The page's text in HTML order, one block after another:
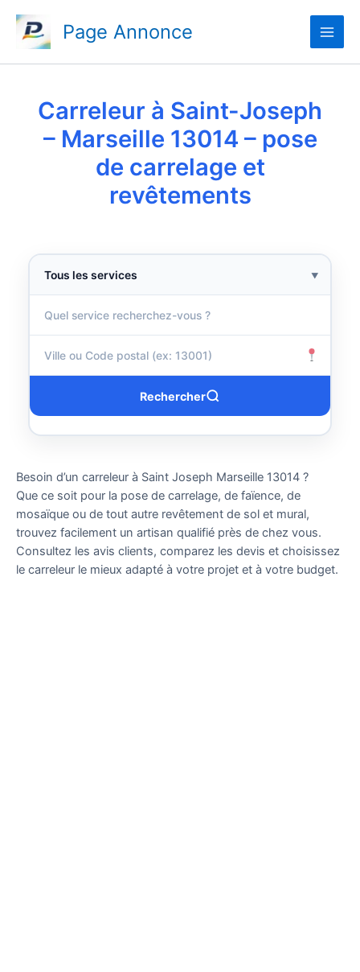
contenu
Page Annonce
Carreleur à Saint-Joseph
– Marseille 13014 – pose
de carrelage et
revêtements
▼
Rechercher
Besoin d’un carreleur à Saint Joseph Marseille 13014 ?
Que ce soit pour la pose de carrelage, de faïence, de
mosaïque ou de tout autre revêtement de sol et mural,
trouvez facilement un artisan qualifié près de chez vous.
Consultez les avis clients, comparez les devis et choisissez
le carreleur le mieux adapté à votre projet et à votre budget.